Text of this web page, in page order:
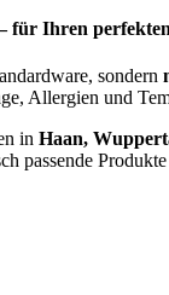
für Ihren
sondern
Allergien und
in Haan,
passende